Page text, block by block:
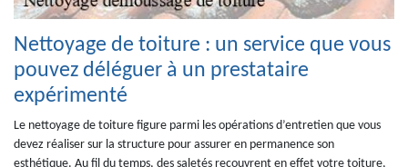
Nettoyage de toiture : un service que vous
pouvez déléguer à un prestataire
expérimenté
Le nettoyage de toiture figure parmi les opérations d’entretien que vous
devez réaliser sur la structure pour assurer en permanence son
esthétique. Au fil du temps, des saletés recouvrent en effet votre toiture,